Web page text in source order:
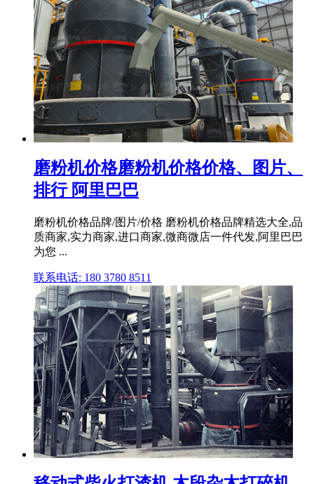
磨粉机价格磨粉机价格价格、图片、
排行 阿里巴巴
磨粉机价格品牌/图片/价格 磨粉机价格品牌精选大全,品
质商家,实力商家,进口商家,微商微店一件代发,阿里巴巴
为您 ...
联系电话: 180 3780 8511